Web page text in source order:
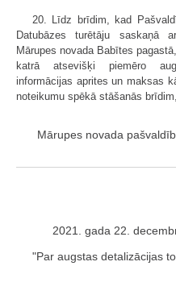
20. Līdz brīdim, kad
Datubāzes turētāju saskaņā
Mārupes novada Babītes
katrā atsevišķi piemēro
informācijas aprites un maksas
noteikumu spēkā stāšanās
Mārupes novada
2021. gada 22.
"Par augstas detalizācijas